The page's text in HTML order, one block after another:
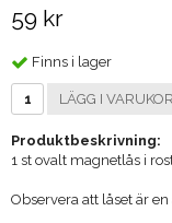
59 kr
Finns i lager
LÄGG I
Produktbeskrivning:
1 st ovalt magnetlås i
Observera att låset är